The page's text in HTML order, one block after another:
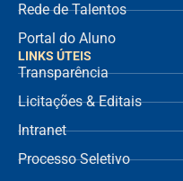
Rede de Talentos
Portal do Aluno
LINKS ÚTEIS
Transparência
Licitações & Editais
Intranet
Processo Seletivo